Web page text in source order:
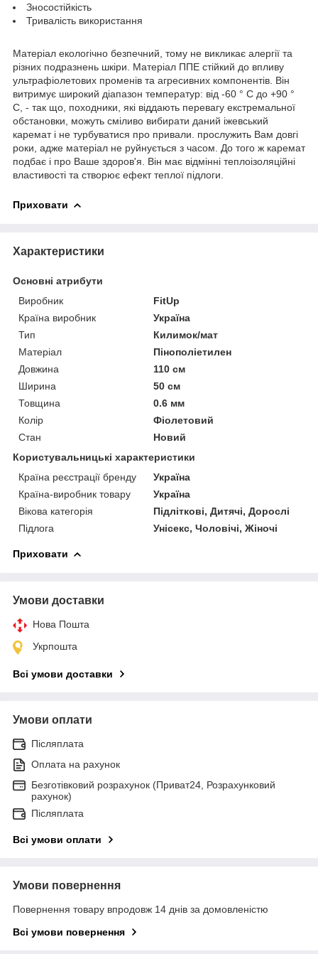
Зносостійкість
Тривалість використання
Матеріал екологічно безпечний, тому не викликає алергії та
різних подразнень шкіри. Матеріал ППЕ стійкий до впливу
ультрафіолетових променів та агресивних компонентів. Він
витримує широкий діапазон температур: від -60 ° С до +90 °
С, - так що, походники, які віддають перевагу екстремальної
обстановки, можуть сміливо вибирати даний іжевський
каремат і не турбуватися про привали. прослужить Вам довгі
роки, адже матеріал не руйнується з часом. До того ж каремат
подбає і про Ваше здоров'я. Він має відмінні теплоізоляційні
властивості та створює ефект теплої підлоги.
Приховати
Характеристики
Основні атрибути
Виробник
FitUp
Країна виробник
Україна
Тип
Килимок/мат
Матеріал
Пінополіетилен
Довжина
110 см
Ширина
50 см
Товщина
0.6 мм
Колір
Фіолетовий
Стан
Новий
Користувальницькі характеристики
Країна реєстрації бренду
Україна
Країна-виробник товару
Україна
Вікова категорія
Підліткові, Дитячі, Дорослі
Підлога
Унісекс, Чоловічі, Жіночі
Приховати
Умови доставки
Нова Пошта
Укрпошта
Всі умови доставки
Умови оплати
Післяплата
Оплата на рахунок
Безготівковий розрахунок (Приват24, Розрахунковий
рахунок)
Післяплата
Всі умови оплати
Умови повернення
Повернення товару впродовж 14 днів за домовленістю
Всі умови повернення